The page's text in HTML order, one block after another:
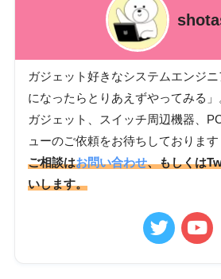
ガジェット好きなシステムエンジ
になったらとりあえずやってみる」
ガジェット、スイッチ周辺機器、
ューのご依頼をお待ちしております
ご相談はお問い合わせ、もしくは
いします。